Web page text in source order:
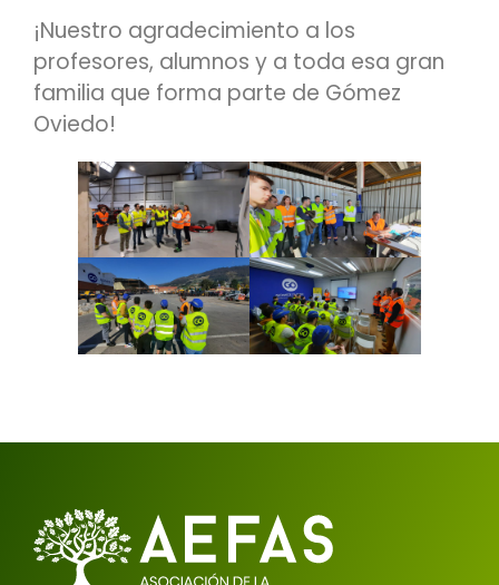
¡Nuestro agradecimiento a los
profesores, alumnos y a toda esa gran
familia que forma parte de Gómez
Oviedo!